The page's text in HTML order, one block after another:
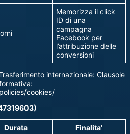
Memorizza il click
ID di una
campagna
Facebook per
l’attribuzione delle
conversioni
internazionale: Clausole
cookies/
Durata Finalita’